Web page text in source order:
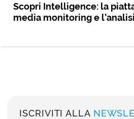
Scopri Intelligence: la
media monitoring e
ISCRIVITI ALLA